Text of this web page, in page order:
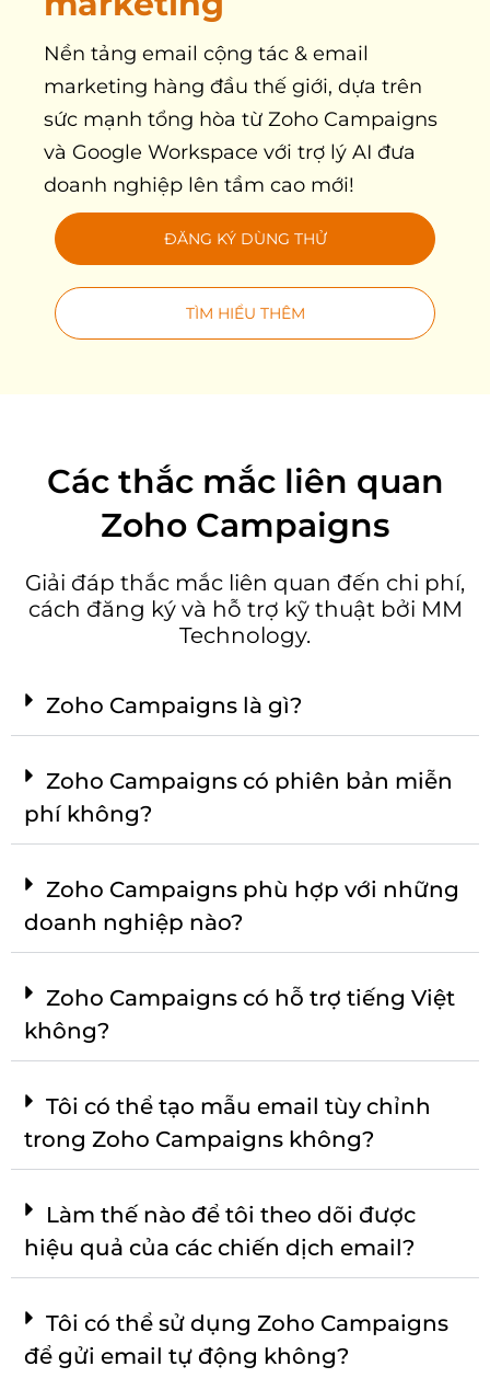
Nền tảng email cộng tác & email
marketing hàng đầu thế giới, dựa trên
sức mạnh tổng hòa từ Zoho Campaigns
và Google Workspace với trợ lý AI đưa
doanh nghiệp lên tầm cao mới!
ĐĂNG KÝ DÙNG THỬ
TÌM HIỂU THÊM
Các thắc mắc liên quan
Zoho Campaigns
Giải đáp thắc mắc liên quan đến chi phí,
cách đăng ký và hỗ trợ kỹ thuật bởi MM
Technology.
Zoho Campaigns là gì?
Zoho Campaigns có phiên bản miễn
phí không?
Zoho Campaigns phù hợp với những
doanh nghiệp nào?
Zoho Campaigns có hỗ trợ tiếng Việt
không?
Tôi có thể tạo mẫu email tùy chỉnh
trong Zoho Campaigns không?
Làm thế nào để tôi theo dõi được
hiệu quả của các chiến dịch email?
Tôi có thể sử dụng Zoho Campaigns
để gửi email tự động không?